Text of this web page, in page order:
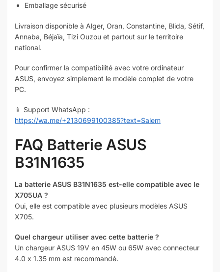
Emballage sécurisé
Livraison disponible à Alger, Oran, Constantine, Blida, Sétif,
Annaba, Béjaïa, Tizi Ouzou et partout sur le territoire
national.
Pour confirmer la compatibilité avec votre ordinateur
ASUS, envoyez simplement le modèle complet de votre
PC.
📱 Support WhatsApp :
https://wa.me/+2130699100385?text=Salem
FAQ Batterie ASUS
B31N1635
La batterie ASUS B31N1635 est-elle compatible avec le
X705UA ?
Oui, elle est compatible avec plusieurs modèles ASUS
X705.
Quel chargeur utiliser avec cette batterie ?
Un chargeur ASUS 19V en 45W ou 65W avec connecteur
4.0 x 1.35 mm est recommandé.